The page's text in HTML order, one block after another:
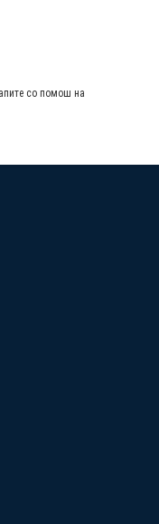
со помош на